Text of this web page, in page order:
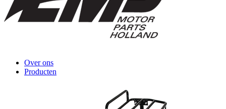
Over ons
Producten